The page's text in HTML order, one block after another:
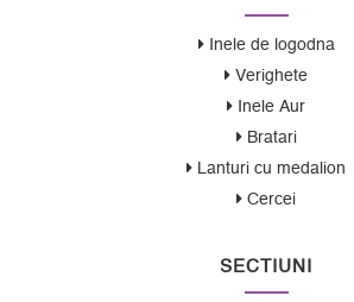
Inele de logodna
Verighete
Inele Aur
Bratari
Lanturi cu medalion
Cercei
SECTIUNI